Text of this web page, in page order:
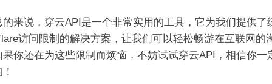
说，穿云API是一个非常实用的工具，它为我们提供了
访问限制的解决方案，让我们可以轻松畅游在互联网的
果你还在为这些限制而烦恼，不妨试试穿云API，相信你一